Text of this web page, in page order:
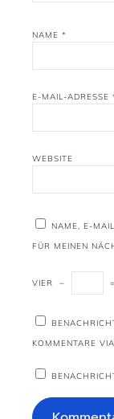
NAME *
E-MAIL-ADRESSE
WEBSITE
NAME, E-
FÜR MEINEN
VIER − =
KOMMENTARE